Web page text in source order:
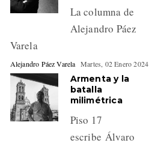
La columna de
Alejandro Páez
Varela
Alejandro Páez Varela Martes, 02 Enero 2024
Armenta y la
batalla
milimétrica
Piso 17
escribe Álvaro